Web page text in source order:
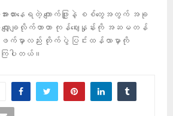
ားထားနေရတဲ့ ကျောက်ဖြူနဲ့ စစ်တွေအတွက် အခု
ျှော့ချလိုက်တာဟာ ကုန်ဈေးနှုန်းကို အဆမတန်
ဖက်မှာလည်း တိုက်ပွဲ ပြင်းထန်လာမှာကို
ြပါတယ်။